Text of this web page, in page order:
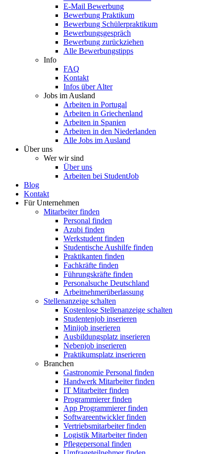
E-Mail Bewerbung
Bewerbung Praktikum
Bewerbung Schülerpraktikum
Bewerbungsgespräch
Bewerbung zurückziehen
Alle Bewerbungstipps
Info
FAQ
Kontakt
Infos über Alter
Jobs im Ausland
Arbeiten in Portugal
Arbeiten in Griechenland
Arbeiten in Spanien
Arbeiten in den Niederlanden
Alle Jobs im Ausland
Über uns
Wer wir sind
Über uns
Arbeiten bei StudentJob
Blog
Kontakt
Für Unternehmen
Mitarbeiter finden
Personal finden
Azubi finden
Werkstudent finden
Studentische Aushilfe finden
Praktikanten finden
Fachkräfte finden
Führungskräfte finden
Personalsuche Deutschland
Arbeitnehmerüberlassung
Stellenanzeige schalten
Kostenlose Stellenanzeige schalten
Studentenjob inserieren
Minijob inserieren
Ausbildungsplatz inserieren
Nebenjob inserieren
Praktikumsplatz inserieren
Branchen
Gastronomie Personal finden
Handwerk Mitarbeiter finden
IT Mitarbeiter finden
Programmierer finden
App Programmierer finden
Softwareentwickler finden
Vertriebsmitarbeiter finden
Logistik Mitarbeiter finden
Pflegepersonal finden